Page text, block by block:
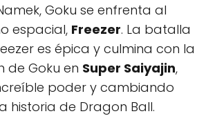
Goku se enfrenta al
espacial, Freezer. La batalla
es épica y culmina con la
de Goku en Super Saiyajin,
poder y cambiando
historia de Dragon Ball.